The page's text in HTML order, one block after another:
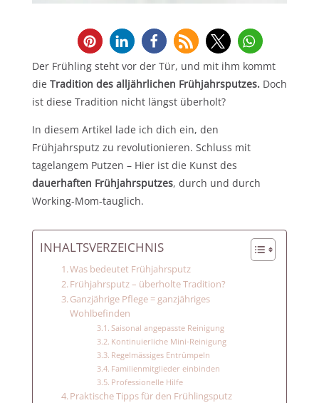
Der Frühling steht vor der Tür, und mit ihm kommt
die Tradition des alljährlichen Frühjahrsputzes.Doch
ist diese Tradition nicht längst überholt?
In diesem Artikel lade ich dich ein, den
Frühjahrsputz zu revolutionieren. Schluss mit
tagelangem Putzen – Hier ist die Kunst des
dauerhaften Frühjahrsputzes, durch und durch
Working-Mom-tauglich.
INHALTSVERZEICHNIS
Was bedeutet Frühjahrsputz
Frühjahrsputz – überholte Tradition?
Ganzjährige Pflege = ganzjähriges
Wohlbefinden
Saisonal angepasste Reinigung
Kontinuierliche Mini-Reinigung
Regelmässiges Entrümpeln
Familienmitglieder einbinden
Professionelle Hilfe
Praktische Tipps für den Frühlingsputz